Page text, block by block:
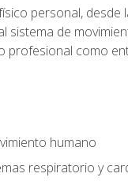
personal,
sistema de
profesional como
humano
respiratorio y